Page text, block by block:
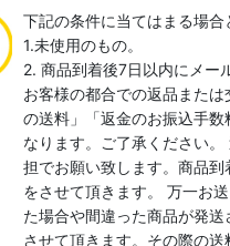
下記の条件に当てはまる場合
1.未使用のもの。
2. 商品到着後7日以内にメー
お客様の都合での返品また
の送料」「返金のお振込手数
なります。ご了承ください
担でお願い致します。商品
をさせて頂きます。 万一お
た場合や間違った商品が発
させて頂きます。その際の